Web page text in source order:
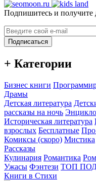
Подпишитесь и получите
Подписаться
+ Категории
Бизнес книги
Драмы
Детская литература
рассказы на ночь
Историческая литература
взрослых Бесплатные
Комиксы (скоро) Мистика
Рассказы
Кулинария Романтика
Ужасы Фэнтези ТОП
Книги в Стихи